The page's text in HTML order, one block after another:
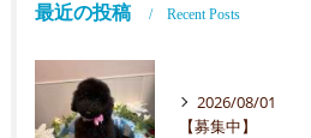
最近の投稿 Recent Posts
2026/08/01
【募集中】